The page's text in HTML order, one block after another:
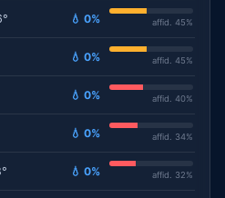
💧 0% affid. 45%
💧 0% affid. 45%
💧 0% affid. 40%
💧 0% affid. 34%
💧 0% affid. 32%